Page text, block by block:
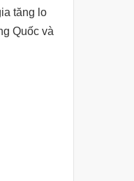
tăng lo
Quốc và